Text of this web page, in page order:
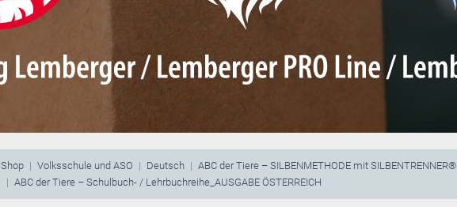
Shop Volksschule und ASO Deutsch
ABC der Tiere – SILBENMETHODE mit SILBENTRENNER®
ABC der Tiere – Schulbuch- / Lehrbuchreihe_AUSGABE ÖSTERREICH